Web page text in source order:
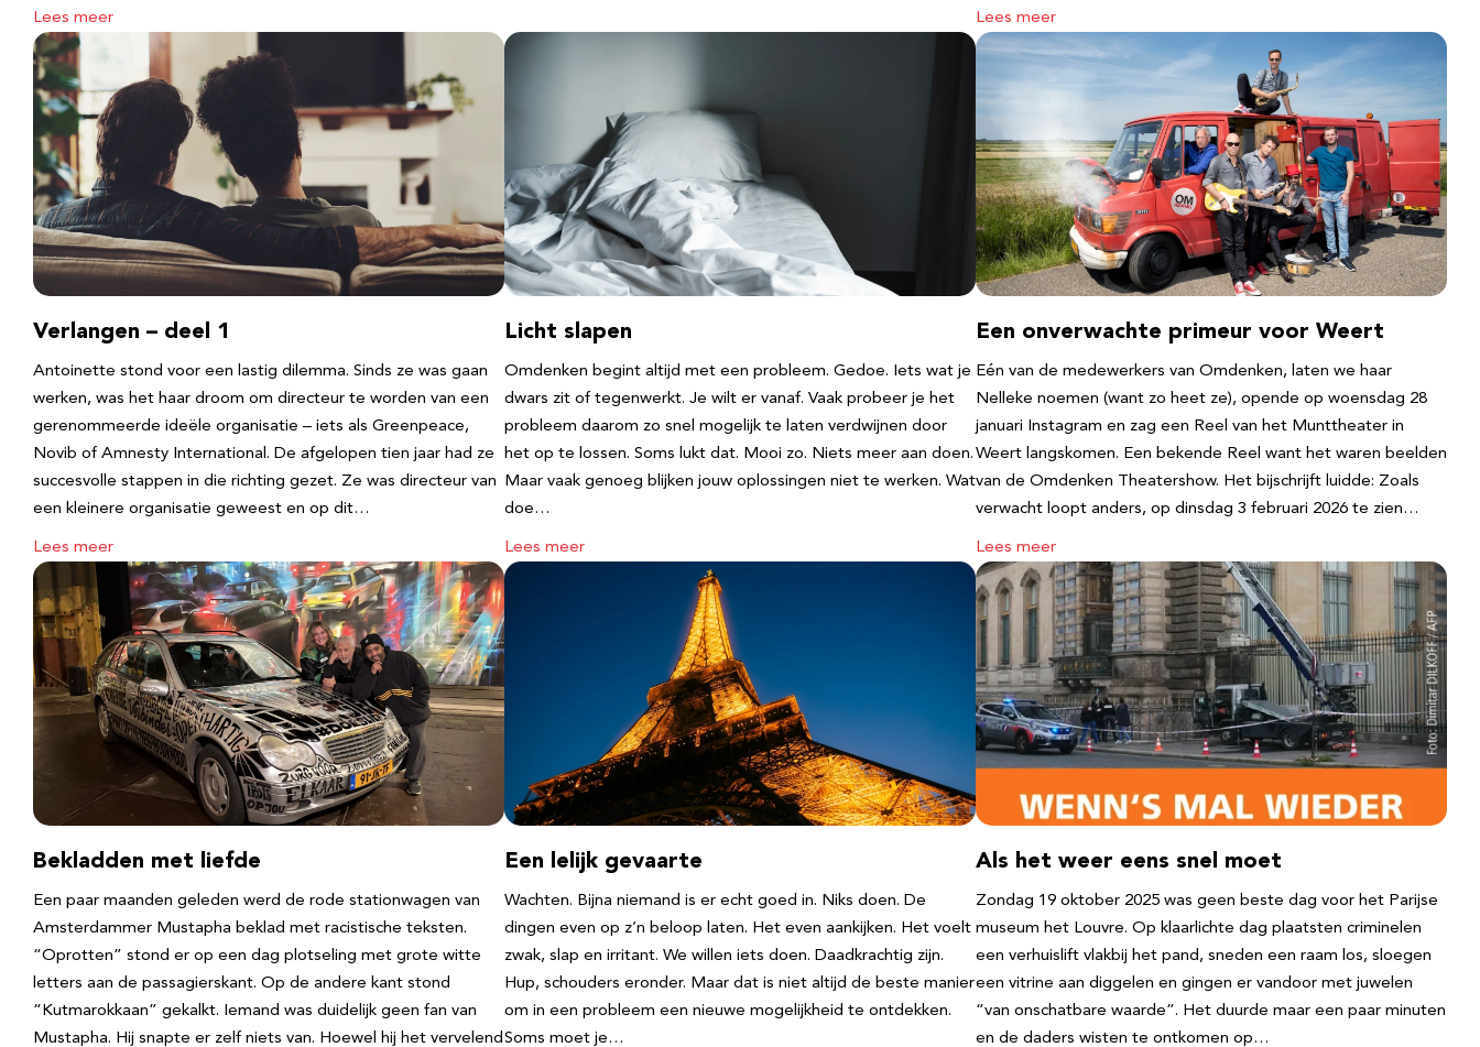
Lees meer Lees meer
Verlangen – deel 1
Antoinette stond voor een lastig dilemma. Sinds ze was gaan
werken, was het haar droom om directeur te worden van een
gerenommeerde ideële organisatie – iets als Greenpeace,
Novib of Amnesty International. De afgelopen tien jaar had ze
succesvolle stappen in die richting gezet. Ze was directeur van
een kleinere organisatie geweest en op dit…
Lees meer
Licht slapen
Omdenken begint altijd met een probleem. Gedoe. Iets wat je
dwars zit of tegenwerkt. Je wilt er vanaf. Vaak probeer je het
probleem daarom zo snel mogelijk te laten verdwijnen door
het op te lossen. Soms lukt dat. Mooi zo. Niets meer aan doen.
Maar vaak genoeg blijken jouw oplossingen niet te werken. Wat
doe…
Lees meer
Een onverwachte primeur voor Weert
Eén van de medewerkers van Omdenken, laten we haar
Nelleke noemen (want zo heet ze), opende op woensdag 28
januari Instagram en zag een Reel van het Munttheater in
Weert langskomen. Een bekende Reel want het waren beelden
van de Omdenken Theatershow. Het bijschrijft luidde: Zoals
verwacht loopt anders, op dinsdag 3 februari 2026 te zien…
Lees meer
Bekladden met liefde
Een paar maanden geleden werd de rode stationwagen van
Amsterdammer Mustapha beklad met racistische teksten.
“Oprotten” stond er op een dag plotseling met grote witte
letters aan de passagierskant. Op de andere kant stond
“Kutmarokkaan” gekalkt. Iemand was duidelijk geen fan van
Mustapha. Hij snapte er zelf niets van. Hoewel hij het vervelend
Een lelijk gevaarte
Wachten. Bijna niemand is er echt goed in. Niks doen. De
dingen even op z’n beloop laten. Het even aankijken. Het voelt
zwak, slap en irritant. We willen iets doen. Daadkrachtig zijn.
Hup, schouders eronder. Maar dat is niet altijd de beste manier
om in een probleem een nieuwe mogelijkheid te ontdekken.
Soms moet je…
Als het weer eens snel moet
Zondag 19 oktober 2025 was geen beste dag voor het Parijse
museum het Louvre. Op klaarlichte dag plaatsten criminelen
een verhuislift vlakbij het pand, sneden een raam los, sloegen
een vitrine aan diggelen en gingen er vandoor met juwelen
“van onschatbare waarde”. Het duurde maar een paar minuten
en de daders wisten te ontkomen op…